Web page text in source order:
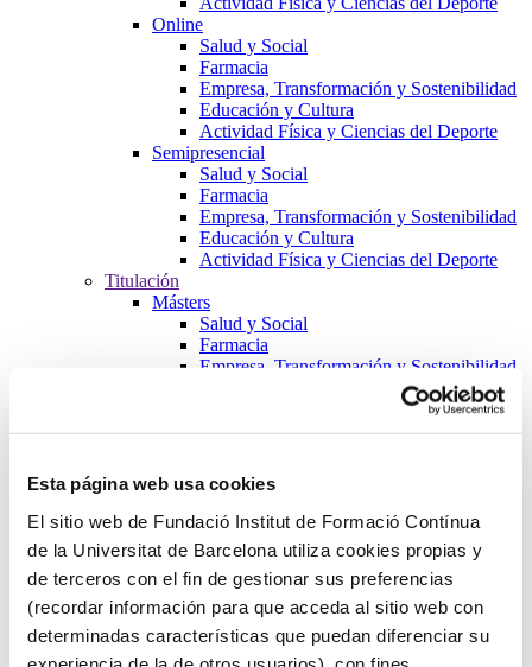
Esta página web usa cookies
El sitio web de Fundació Institut de Formació Contínua
de la Universitat de Barcelona utiliza cookies propias y
de terceros con el fin de gestionar sus preferencias
(recordar información para que acceda al sitio web con
determinadas características que puedan diferenciar su
Online
Salud y Social
Farmacia
Empresa, Transformación y Sostenibilidad
Educación y Cultura
Actividad Física y Ciencias del Deporte
Semipresencial
Salud y Social
Farmacia
Empresa, Transformación y Sostenibilidad
Educación y Cultura
Actividad Física y Ciencias del Deporte
Titulación
Másters
Salud y Social
Farmacia
Empresa, Transformación y Sostenibilidad
Actividad Física y Ciencias del Deporte
Formación de Postgrados
Farmacia
Empresa, Transformación y Sostenibilidad
Educación y Cultura
Cursos
Salud y Social
Farmacia
Empresa, Transformación y Sostenibilidad
Educación y Cultura